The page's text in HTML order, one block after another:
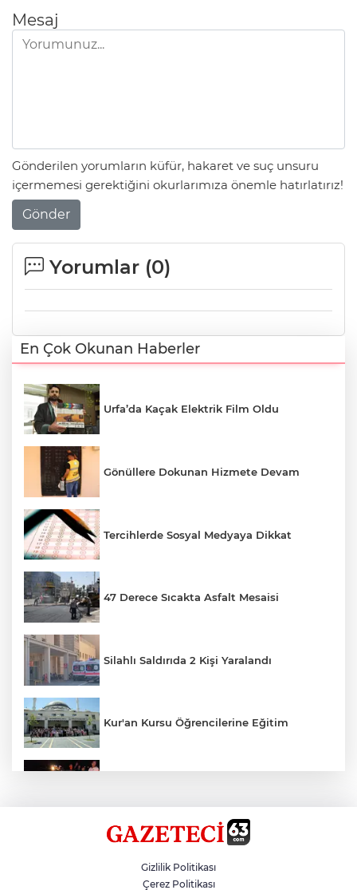
Mesaj
Gönderilen yorumların küfür, hakaret ve suç unsuru
içermemesi gerektiğini okurlarımıza önemle hatırlatırız!
Gönder
Yorumlar (0)
En Çok Okunan Haberler
Urfa’da Kaçak Elektrik Film Oldu
Gönüllere Dokunan Hizmete Devam
Tercihlerde Sosyal Medyaya Dikkat
47 Derece Sıcakta Asfalt Mesaisi
Silahlı Saldırıda 2 Kişi Yaralandı
Kur'an Kursu Öğrencilerine Eğitim
Siverek’te Mahmut Gülel Dönemi
Gizlilik Politikası
Çerez Politikası